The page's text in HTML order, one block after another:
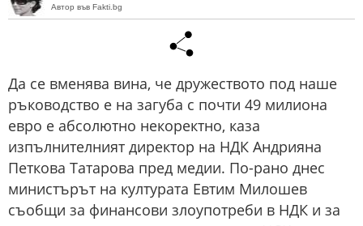
Автор във Fakti.bg
Да се вменява вина, че дружеството под наше
ръководство е на загуба с почти 49 милиона
евро е абсолютно некоректно, каза
изпълнителният директор на НДК Андрияна
Петкова Татарова пред медии. По-рано днес
министърът на културата Евтим Милошев
съобщи за финансови злоупотреби в НДК и за